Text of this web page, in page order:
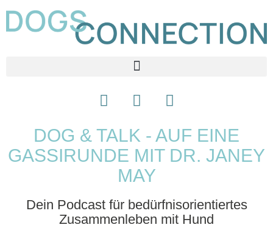
DOG & TALK - AUF EINE
GASSIRUNDE MIT DR. JANEY
MAY
Dein Podcast für bedürfnisorientiertes
Zusammenleben mit Hund